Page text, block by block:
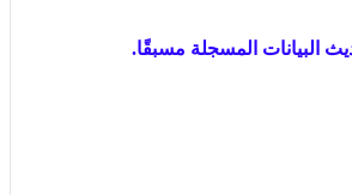
البيانات المسجلة مسبقًا.